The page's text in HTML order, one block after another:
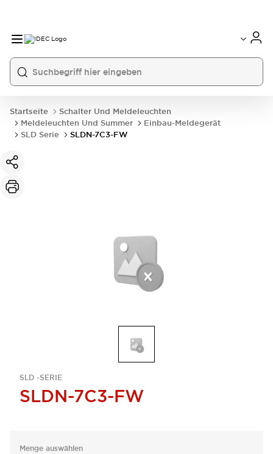
Startseite
Schalter Und Meldeleuchten
Meldeleuchten Und Summer
Einbau-Meldegerät
SLD Serie
SLDN-7C3-FW
SLD -SERIE
SLDN-7C3-FW
Menge auswählen